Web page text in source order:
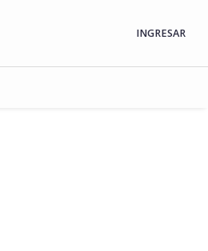
INGRESAR